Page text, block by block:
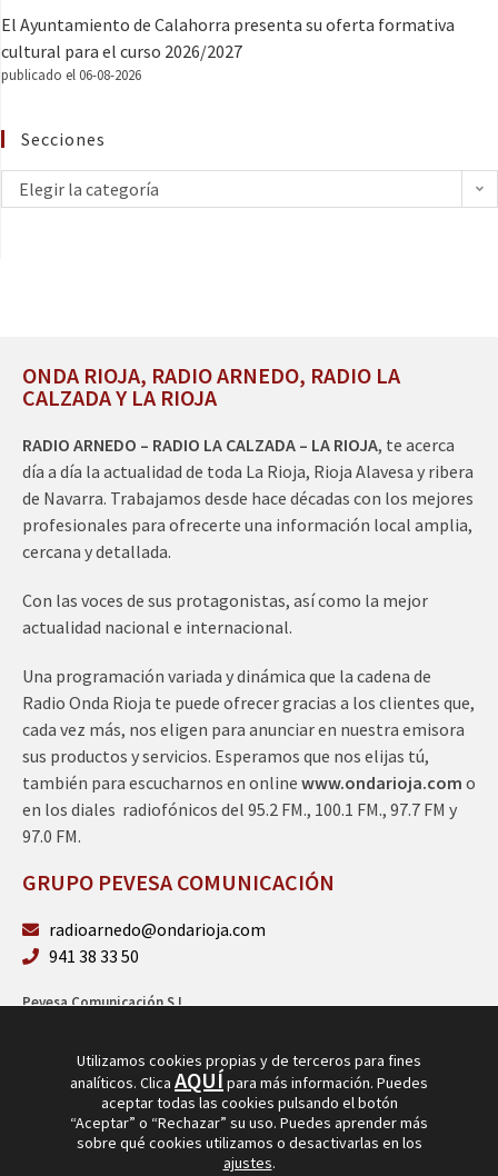
El Ayuntamiento de Calahorra presenta su oferta formativa
cultural para el curso 2026/2027
publicado el 06-08-2026
Secciones
Elegir la categoría
ONDA RIOJA, RADIO ARNEDO, RADIO LA
CALZADA Y LA RIOJA
RADIO ARNEDO – RADIO LA CALZADA – LA RIOJA, te acerca
día a día la actualidad de toda La Rioja, Rioja Alavesa y ribera
de Navarra. Trabajamos desde hace décadas con los mejores
profesionales para ofrecerte una información local amplia,
cercana y detallada.
Con las voces de sus protagonistas, así como la mejor
actualidad nacional e internacional.
Una programación variada y dinámica que la cadena de
Radio Onda Rioja te puede ofrecer gracias a los clientes que,
cada vez más, nos eligen para anunciar en nuestra emisora
sus productos y servicios. Esperamos que nos elijas tú,
también para escucharnos en online www.ondarioja.com o
en los diales radiofónicos del 95.2 FM., 100.1 FM., 97.7 FM y
97.0 FM.
GRUPO PEVESA COMUNICACIÓN
radioarnedo@ondarioja.com
941 38 33 50
Pevesa Comunicación S.L.
Utilizamos cookies propias y de terceros para fines
analíticos. Clica AQUÍpara más información. Puedes
aceptar todas las cookies pulsando el botón
“Aceptar” o “Rechazar” su uso. Puedes aprender más
sobre qué cookies utilizamos o desactivarlas en los
ajustes.